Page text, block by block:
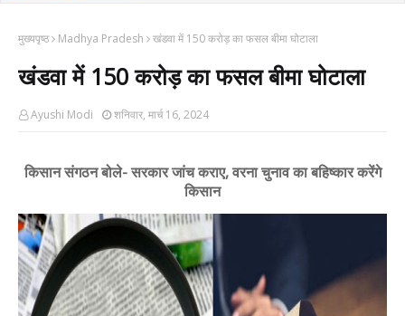
बड़ा खुलासा
मुख्यपृष्ठ Madhya Pradesh खंडवा में 150 करोड़ का फसल बीमा घोटाला
खंडवा में 150 करोड़ का फसल बीमा घोटाला
Ayushi Modi शनिवार, मार्च 16, 2024
किसान संगठन बोले- सरकार जांच कराए, वरना चुनाव का बहिष्कार करेंगे
किसान